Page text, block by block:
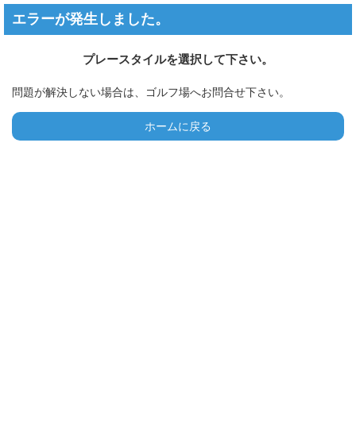
エラーが発生しました。
プレースタイルを選択して下さい。
問題が解決しない場合は、ゴルフ場へお問合せ下さい。
ホームに戻る